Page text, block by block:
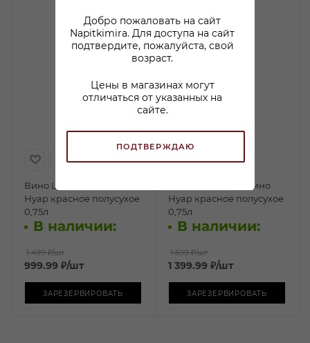
Добро пожаловать на сайт
Napitkimira. Для доступа на сайт
подтвердите, пожалуйста, свой
возраст.
Цены в магазинах могут
отличаться от указанных на
сайте.
ПОДТВЕРЖДАЮ
Вино Шшш… Это Пино
Нуар красное полусухое
0,75л
В наличии:
1 499 ₽/шт
999.99 ₽/шт
ЗАРЕЗЕРВИРОВАТЬ
Вино Ханс Баер Пино
Нуар красное полусухое
0,75л
В наличии:
1 599 ₽/шт
1 399.99 ₽/шт
ЗАРЕЗЕРВИРОВАТЬ